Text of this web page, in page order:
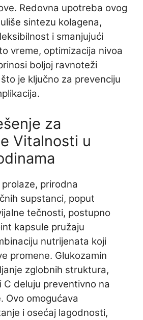
Redovna upotreba ovog
sintezu kolagena,
i smanjujući
vreme, optimizacija nivoa
boljoj ravnoteži
je ključno za prevenciju
za
Vitalnosti u
prirodna
supstanci, poput
tečnosti, postupno
kapsule pružaju
nutrijenata koji
promene. Glukozamin
zglobnih struktura,
C deluju preventivno na
Ovo omogućava
i osećaj lagodnosti,